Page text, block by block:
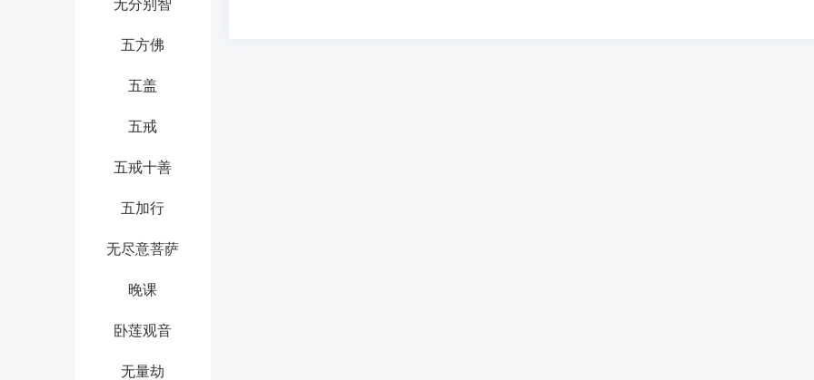
无分别智
五方佛
五盖
五戒
五戒十善
五加行
无尽意菩萨
晚课
卧莲观音
无量劫